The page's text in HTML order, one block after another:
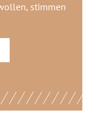
stimmen